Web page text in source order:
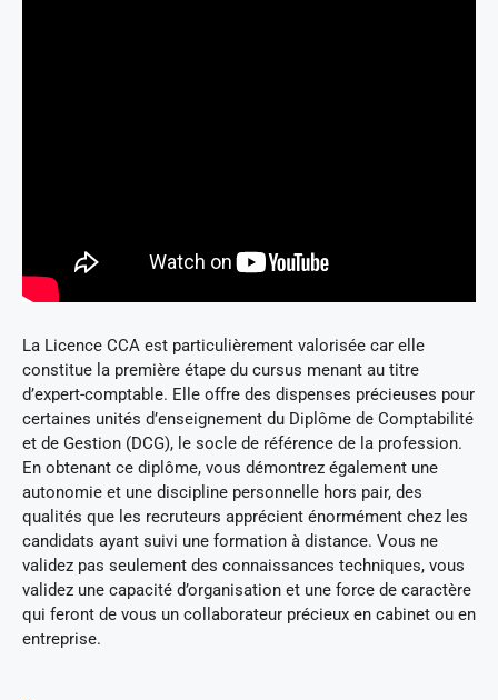
La Licence CCA est particulièrement valorisée car elle
constitue la première étape du cursus menant au titre
d’expert-comptable. Elle offre des dispenses précieuses pour
certaines unités d’enseignement du Diplôme de Comptabilité
et de Gestion (DCG), le socle de référence de la profession.
En obtenant ce diplôme, vous démontrez également une
autonomie et une discipline personnelle hors pair, des
qualités que les recruteurs apprécient énormément chez les
candidats ayant suivi une formation à distance. Vous ne
validez pas seulement des connaissances techniques, vous
validez une capacité d’organisation et une force de caractère
qui feront de vous un collaborateur précieux en cabinet ou en
entreprise.